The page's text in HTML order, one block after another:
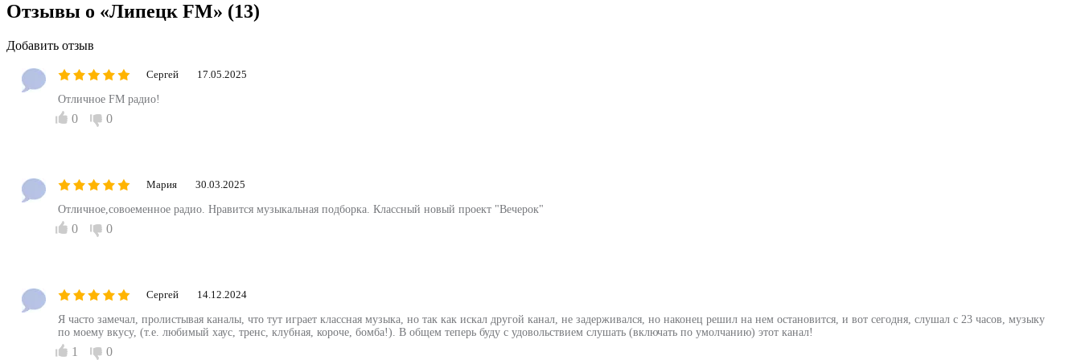
Отзывы о «Липецк FM» (13)
Добавить отзыв
Сергей 17.05.2025
Отличное FM радио!
0 0
Мария 30.03.2025
Отличное,совоеменное радио. Нравится музыкальная подборка. Классный новый проект "Вечерок"
0 0
Сергей 14.12.2024
Я часто замечал, пролистывая каналы, что тут играет классная музыка, но так как искал другой канал, не задерживался, но наконец решил на нем остановится, и вот сегодня, слушал с 23 часов, музыку
по моему вкусу, (т.е. любимый хаус, тренс, клубная, короче, бомба!). В общем теперь буду с удовольствием слушать (включать по умолчанию) этот канал!
1 0